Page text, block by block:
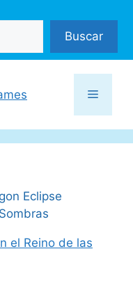
Buscar
Menú
Eclipse